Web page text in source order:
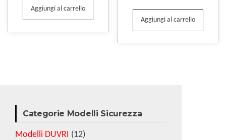
Aggiungi al carrello
Aggiungi al carrello
Categorie Modelli Sicurezza
Modelli DUVRI (12)